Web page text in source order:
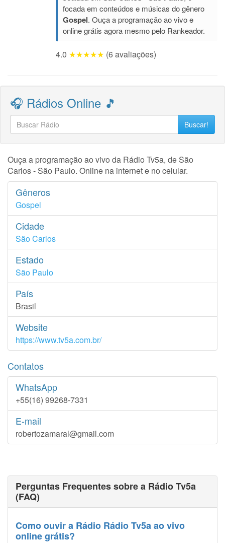
focada em conteúdos e músicas do gênero
Gospel. Ouça a programação ao vivo e
online grátis agora mesmo pelo Rankeador.
4.0 ★★★★★ (6 avaliações)
🎧 Rádios Online 🎵
Buscar!
Ouça a programação ao vivo da Rádio Tv5a, de São
Carlos - São Paulo. Online na internet e no celular.
Gêneros
Gospel
Cidade
São Carlos
Estado
São Paulo
País
Brasil
Website
https://www.tv5a.com.br/
Contatos
WhatsApp
+55(16) 99268-7331
E-mail
robertozamaral@gmail.com
Perguntas Frequentes sobre a Rádio Tv5a
(FAQ)
Como ouvir a Rádio Rádio Tv5a ao vivo
online grátis?